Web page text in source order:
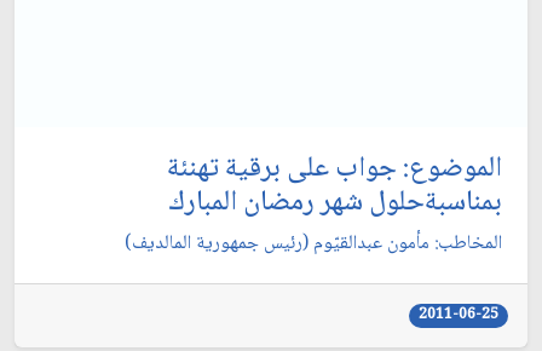
الموضوع: جواب على برقية تهنئة
بمناسبةحلول شهر رمضان المبارك‏
المخاطب: مأمون عبدالقيّوم (رئيس جمهورية المالديف)
2011-06-25